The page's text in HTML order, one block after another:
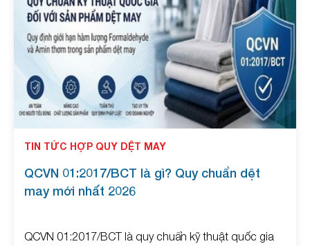
TIN TỨC HỢP QUY DỆT MAY
QCVN 01:2017/BCT là gì? Quy chuẩn dệt
may mới nhất 2026
QCVN 01:2017/BCT là quy chuẩn kỹ thuật quốc gia